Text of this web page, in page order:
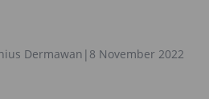
Dermawan | 8 November 2022